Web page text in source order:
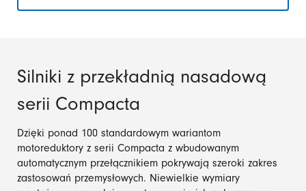
Silniki z przekładnią nasadową
serii Compacta
Dzięki ponad 100 standardowym wariantom
motoreduktory z serii Compacta z wbudowanym
automatycznym przełącznikiem pokrywają szeroki zakres
zastosowań przemysłowych. Niewielkie wymiary